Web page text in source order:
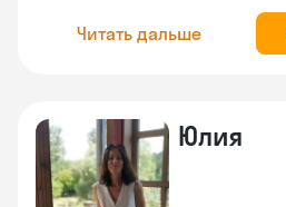
Читать дальше
Юлия